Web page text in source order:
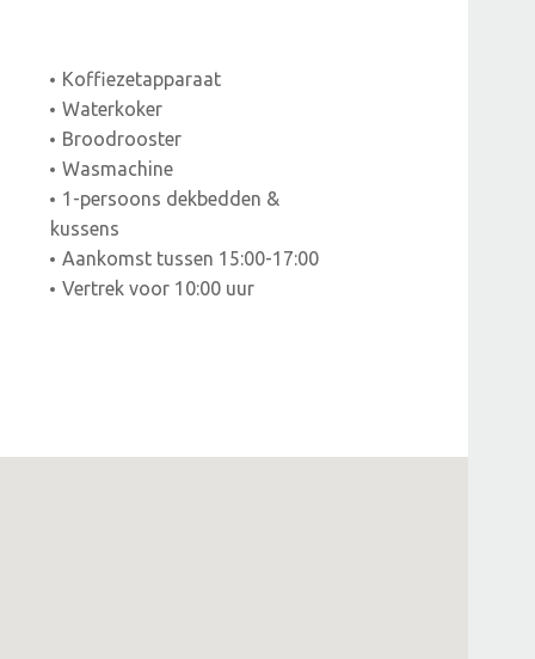
Koffiezetapparaat
Waterkoker
Broodrooster
Wasmachine
1-persoons dekbedden &
kussens
Aankomst tussen 15:00-17:00
Vertrek voor 10:00 uur